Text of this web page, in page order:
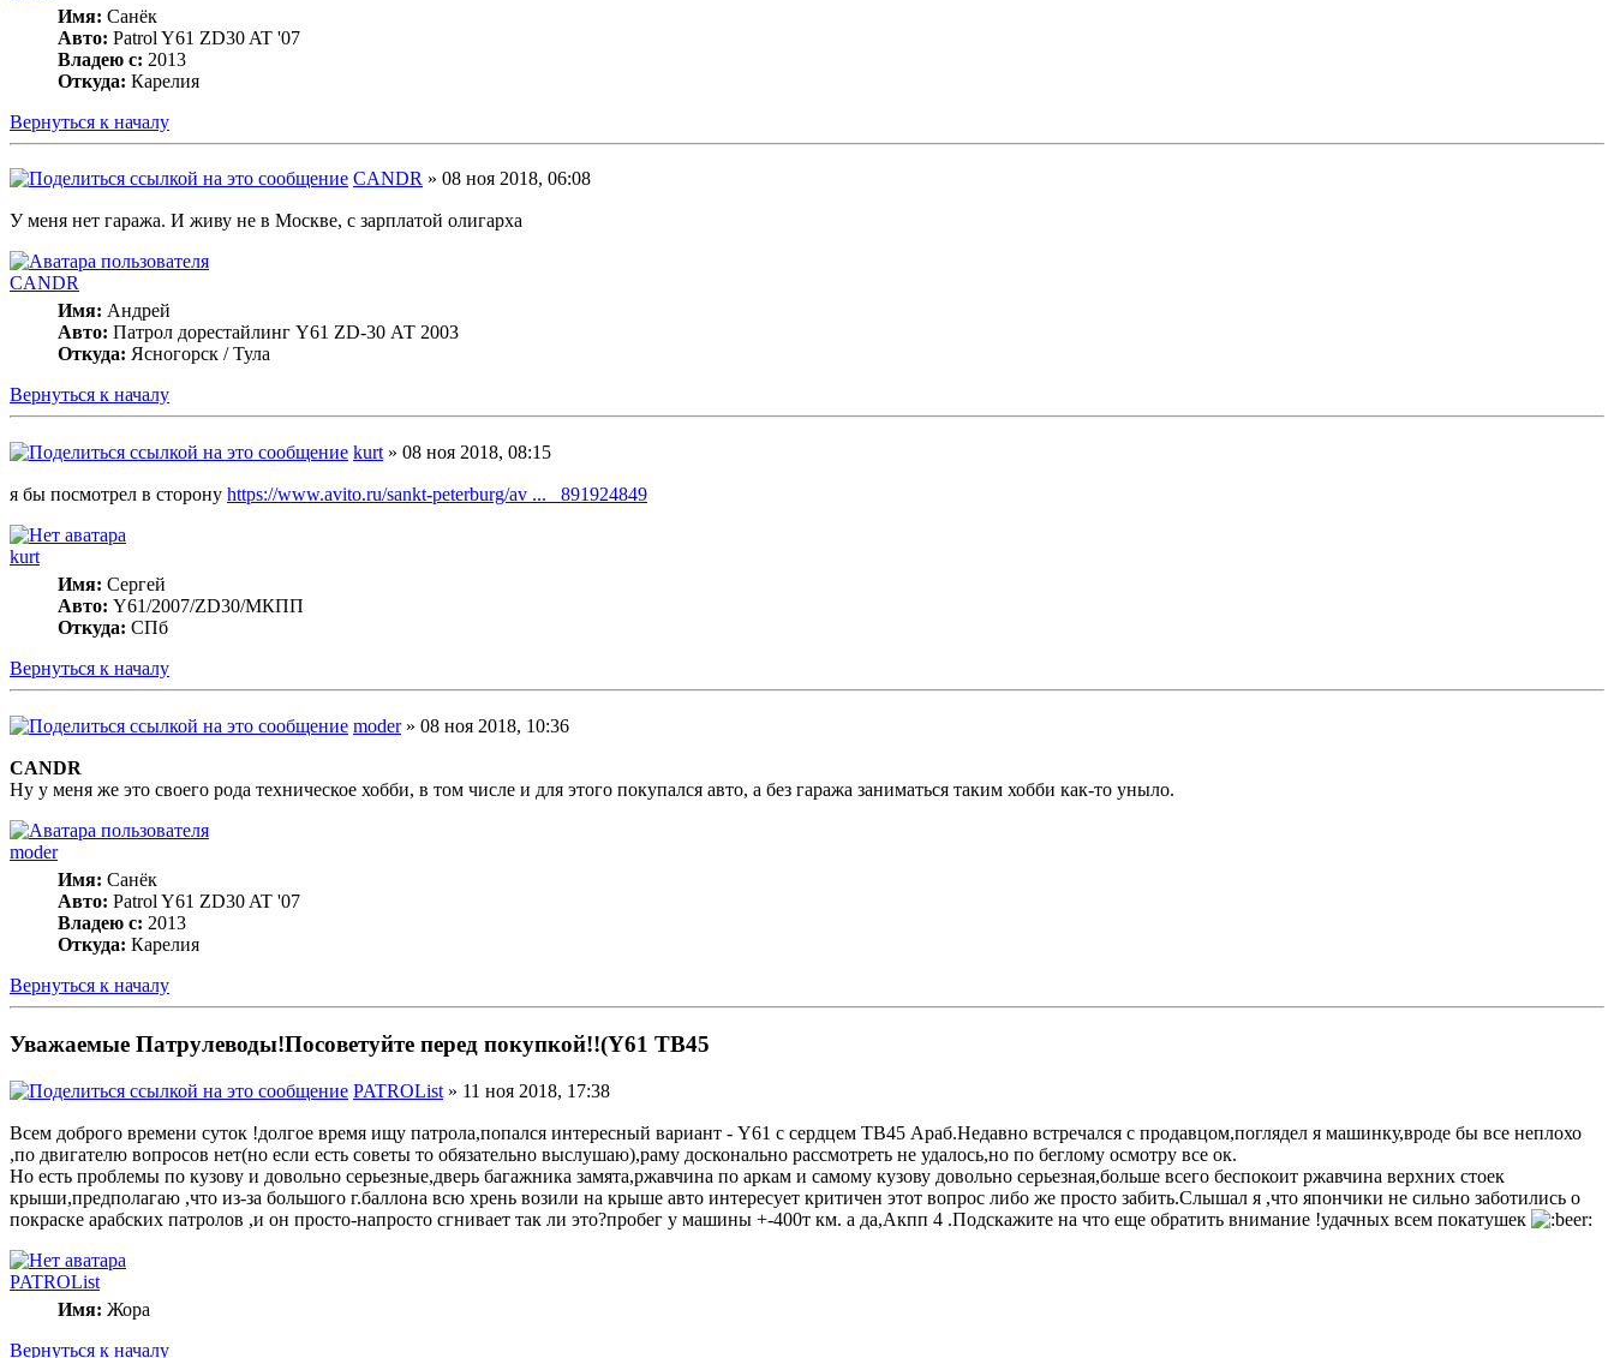
Имя: Санёк
Авто: Patrol Y61 ZD30 AT '07
Владею с: 2013
Откуда: Карелия
Вернуться к началу
CANDR » 08 ноя 2018, 06:08
У меня нет гаража. И живу не в Москве, с зарплатой олигарха
CANDR
Имя: Андрей
Авто: Патрол дорестайлинг Y61 ZD-30 АТ 2003
Откуда: Ясногорск / Тула
Вернуться к началу
kurt » 08 ноя 2018, 08:15
я бы посмотрел в сторону https://www.avito.ru/sankt-peterburg/av ... _891924849
kurt
Имя: Сергей
Авто: Y61/2007/ZD30/МКПП
Откуда: СПб
Вернуться к началу
moder» 08 ноя 2018, 10:36
CANDR
Ну у меня же это своего рода техническое хобби, в том числе и для этого покупался авто, а без гаража заниматься таким хобби как-то уныло.
moder
Имя: Санёк
Авто: Patrol Y61 ZD30 AT '07
Владею с: 2013
Откуда: Карелия
Вернуться к началу
Уважаемые Патрулеводы!Посоветуйте перед покупкой!!(Y61 TB45
PATROList » 11 ноя 2018, 17:38
Всем доброго времени суток !долгое время ищу патрола,попался интересный вариант - Y61 с cердцем TB45 Араб.Недавно встречался с продавцом,поглядел я машинку,вроде бы все неплохо
,по двигателю вопросов нет(но если есть советы то обязательно выслушаю),раму досконально рассмотреть не удалось,но по беглому осмотру все ок.
Но есть проблемы по кузову и довольно серьезные,дверь багажника замята,ржавчина по аркам и самому кузову довольно серьезная,больше всего беспокоит ржавчина верхних стоек
крыши,предполагаю ,что из-за большого г.баллона всю хрень возили на крыше авто интересует критичен этот вопрос либо же просто забить.Слышал я ,что япончики не сильно заботились о
покраске арабских патролов ,и он просто-напросто сгнивает так ли это?пробег у машины +-400т км. а да,Акпп 4 .Подскажите на что еще обратить внимание !удачных всем покатушек
PATROList
Имя: Жора
Вернуться к началу